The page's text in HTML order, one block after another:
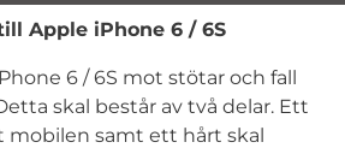
Apple iPhone 6 / 6S
6 / 6S mot stötar och fall
skal består av två delar. Ett
mobilen samt ett hårt skal